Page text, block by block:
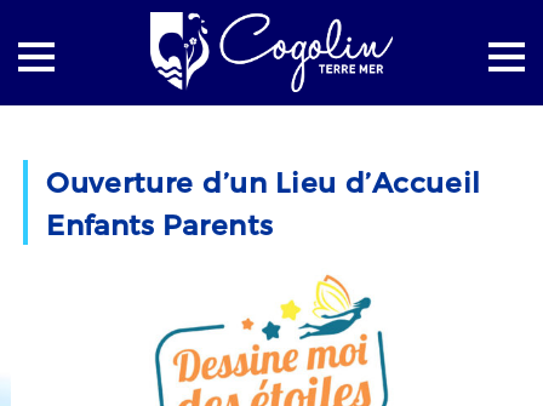
Ouverture d’un Lieu d’Accueil
Enfants Parents